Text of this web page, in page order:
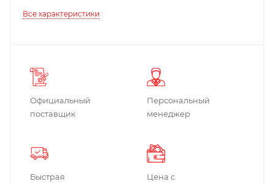
Все характеристики
Официальный
поставщик
Персональный
менеджер
Быстрая
Цена с